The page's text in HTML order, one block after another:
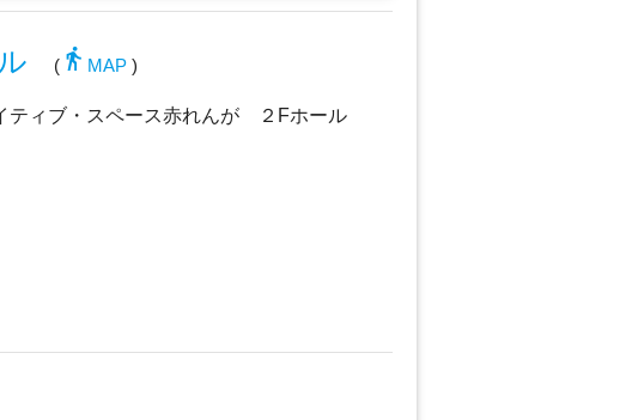
( directions_walk MAP )
ティブ・スペース赤れんが ２Fホール